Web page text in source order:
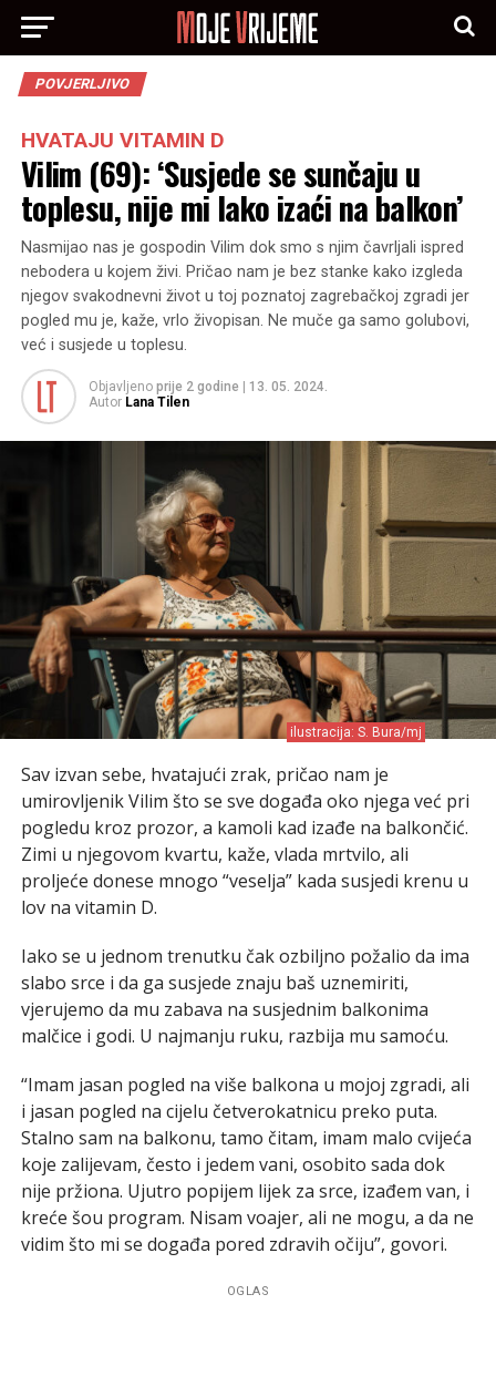
POVJERLJIVO
HVATAJU VITAMIN D
Vilim (69): ‘Susjede se sunčaju u
toplesu, nije mi lako izaći na balkon’
Nasmijao nas je gospodin Vilim dok smo s njim čavrljali ispred
nebodera u kojem živi. Pričao nam je bez stanke kako izgleda
njegov svakodnevni život u toj poznatoj zagrebačkoj zgradi jer
pogled mu je, kaže, vrlo živopisan. Ne muče ga samo golubovi,
već i susjede u toplesu.
Objavljeno prije 2 godine
13. 05. 2024.
Autor Lana Tilen
ilustracija: S. Bura/mj
Sav izvan sebe, hvatajući zrak, pričao nam je
umirovljenik Vilim što se sve događa oko njega već pri
pogledu kroz prozor, a kamoli kad izađe na balkončić.
Zimi u njegovom kvartu, kaže, vlada mrtvilo, ali
proljeće donese mnogo “veselja” kada susjedi krenu u
lov na vitamin D.
Iako se u jednom trenutku čak ozbiljno požalio da ima
slabo srce i da ga susjede znaju baš uznemiriti,
vjerujemo da mu zabava na susjednim balkonima
malčice i godi. U najmanju ruku, razbija mu samoću.
“Imam jasan pogled na više balkona u mojoj zgradi, ali
i jasan pogled na cijelu četverokatnicu preko puta.
Stalno sam na balkonu, tamo čitam, imam malo cvijeća
koje zalijevam, često i jedem vani, osobito sada dok
nije pržiona. Ujutro popijem lijek za srce, izađem van, i
kreće šou program. Nisam voajer, ali ne mogu, a da ne
vidim što mi se događa pored zdravih očiju”, govori.
OGLAS